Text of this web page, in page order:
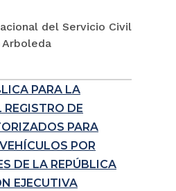
del Servicio Civil
Arboleda
PARA LA
DE
PARA
POR
DE LA REPÚBLICA
EJECUTIVA